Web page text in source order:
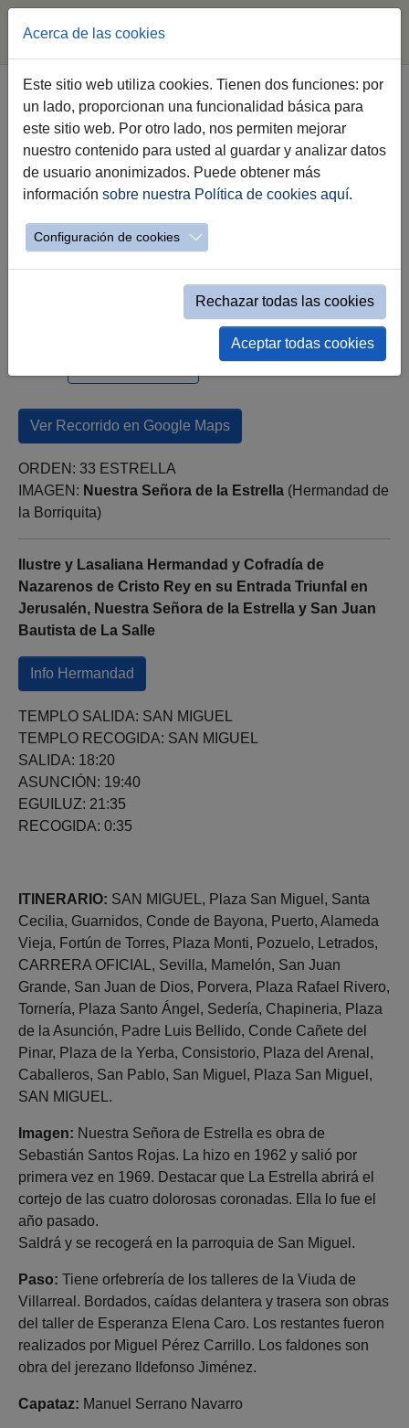
Saltar al contenido principal
Nuestra Señora de la Estrella
MAGNA MARIANA DE JEREZ
sábado 19 de octubre a las 18:20h
Ver Recorrido en Google Maps
ORDEN: 33 ESTRELLA
IMAGEN: Nuestra Señora de la Estrella (Hermandad de
la Borriquita)
Ilustre y Lasaliana Hermandad y Cofradía de
Nazarenos de Cristo Rey en su Entrada Triunfal en
Jerusalén, Nuestra Señora de la Estrella y San Juan
Bautista de La Salle
Info Hermandad
TEMPLO SALIDA: SAN MIGUEL
TEMPLO RECOGIDA: SAN MIGUEL
SALIDA: 18:20
ASUNCIÓN: 19:40
EGUILUZ: 21:35
RECOGIDA: 0:35
ITINERARIO: SAN MIGUEL, Plaza San Miguel, Santa
Cecilia, Guarnidos, Conde de Bayona, Puerto, Alameda
Vieja, Fortún de Torres, Plaza Monti, Pozuelo, Letrados,
CARRERA OFICIAL, Sevilla, Mamelón, San Juan
Grande, San Juan de Dios, Porvera, Plaza Rafael Rivero,
Tornería, Plaza Santo Ángel, Sedería, Chapineria, Plaza
de la Asunción, Padre Luis Bellido, Conde Cañete del
Pinar, Plaza de la Yerba, Consistorio, Plaza del Arenal,
Caballeros, San Pablo, San Miguel, Plaza San Miguel,
SAN MIGUEL.
Imagen: Nuestra Señora de Estrella es obra de
Sebastián Santos Rojas. La hizo en 1962 y salió por
primera vez en 1969. Destacar que La Estrella abrirá el
cortejo de las cuatro dolorosas coronadas. Ella lo fue el
año pasado.
Saldrá y se recogerá en la parroquia de San Miguel.
Paso: Tiene orfebrería de los talleres de la Viuda de
Villarreal. Bordados, caídas delantera y trasera son obras
del taller de Esperanza Elena Caro. Los restantes fueron
realizados por Miguel Pérez Carrillo. Los faldones son
obra del jerezano Ildefonso Jiménez.
Capataz: Manuel Serrano Navarro
Acerca de las cookies
Este sitio web utiliza cookies. Tienen dos funciones: por
un lado, proporcionan una funcionalidad básica para
este sitio web. Por otro lado, nos permiten mejorar
nuestro contenido para usted al guardar y analizar datos
de usuario anonimizados. Puede obtener más
información sobre nuestra Política de cookies aquí.
Configuración de cookies
Rechazar todas las cookies
Aceptar todas cookies